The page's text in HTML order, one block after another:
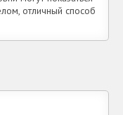
отличный способ